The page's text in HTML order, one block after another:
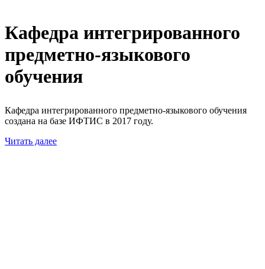
Кафедра интегрированного
предметно-языкового
обучения
Кафедра интегрированного предметно-языкового обучения
создана на базе ИФТИС в 2017 году.
Читать далее